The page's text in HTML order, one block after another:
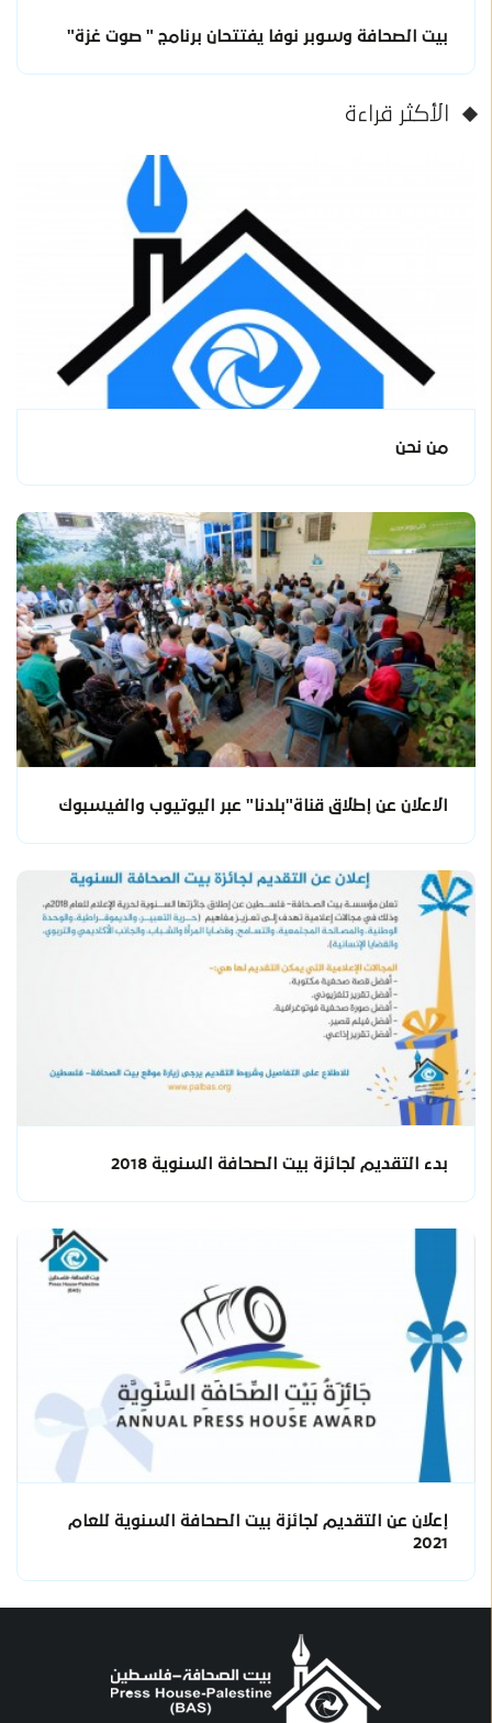
بيت الصحافة وسوبر نوفا يفتتحان برنامج " صوت غزة"
الأكثر قراءة
من نحن
الاعلان عن إطلاق قناة"بلدنا" عبر اليوتيوب والفيسبوك
بدء التقديم لجائزة بيت الصحافة السنوية 2018
إعلان عن التقديم لجائزة بيت الصحافة السنوية للعام
2021